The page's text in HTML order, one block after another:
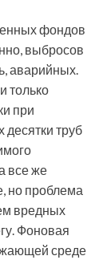
фондов
выбросов
аварийных.
только
при
десятки труб
все же
но проблема
вредных
Фоновая
среде